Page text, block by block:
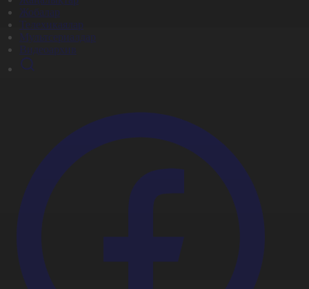
Жобалар
Телехикаялар
Мультсериалдар
Видеоархив